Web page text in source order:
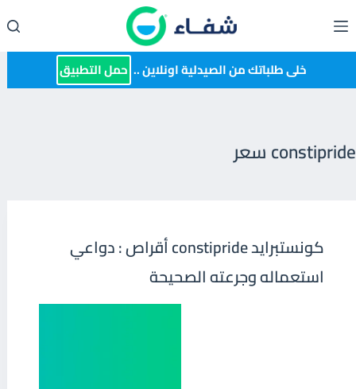
إلى
المحتوى خلى طلباتك من الصيدلية اونلاين .. حمل التطبيق
constipride سعر
كونستبرايد constipride أقراص : دواعي
استعماله وجرعته الصحيحة